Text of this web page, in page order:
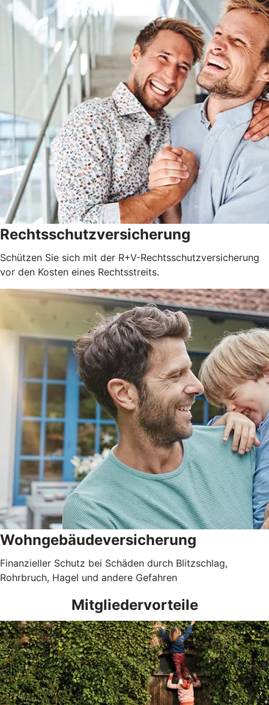
Rechtsschutzversicherung
Schützen Sie sich mit der R+V-Rechtsschutzversicherung
vor den Kosten eines Rechtsstreits.
Wohngebäudever­sicherung
Finanzieller Schutz bei Schäden durch Blitzschlag,
Rohrbruch, Hagel und andere Gefahren
Mitgliedervorteile